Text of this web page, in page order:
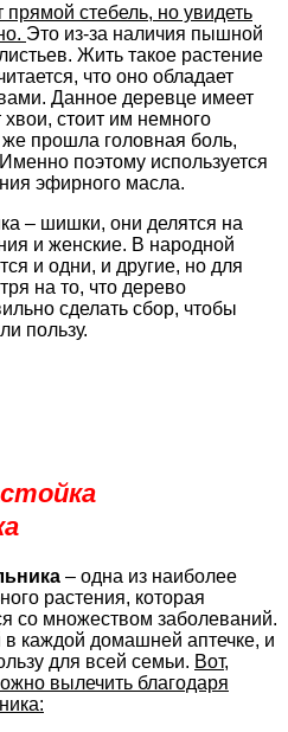
стебель, но увидеть
Это из-за наличия пышной
Жить такое растение
что оно обладает
Данное деревце имеет
стоит им немного
прошла головная боль,
поэтому используется
эфирного масла.
– шишки, они делятся на
и женские. В народной
и одни, и другие, но для
на то, что дерево
сделать сбор, чтобы
пользу.
– одна из наиболее
растения, которая
со множеством заболеваний.
каждой домашней аптечке, и
для всей семьи. Вот,
вылечить благодаря